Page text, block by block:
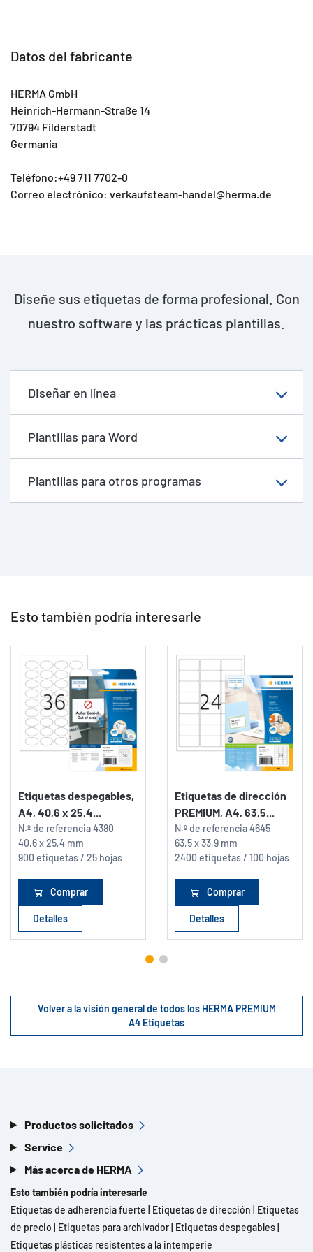
Datos del fabricante
HERMA GmbH
Heinrich-Hermann-Straße 14
70794 Filderstadt
Germania
Teléfono:+49 711 7702-0
Correo electrónico: verkaufsteam-handel@herma.de
Diseñe sus etiquetas de forma profesional. Con
nuestro software y las prácticas plantillas.
Diseñar en línea
Plantillas para Word
Plantillas para otros programas
Esto también podría interesarle
Etiquetas despegables,
A4, 40,6 x 25,4...
N.º de referencia4380
40,6 x 25,4 mm
900 etiquetas / 25 hojas
Comprar
Detalles
Etiquetas de dirección
PREMIUM, A4, 63,5...
N.º de referencia4645
63,5 x 33,9 mm
2400 etiquetas / 100 hojas
Comprar
Detalles
Volver a la visión general de todos los HERMA PREMIUM
A4 Etiquetas
Productos solicitados
Service
Más acerca de HERMA
Esto también podría interesarle
Etiquetas de adherencia fuerte
Etiquetas de dirección
Etiquetas
de precio
Etiquetas para archivador Etiquetas despegables
Etiquetas plásticas resistentes a la intemperie